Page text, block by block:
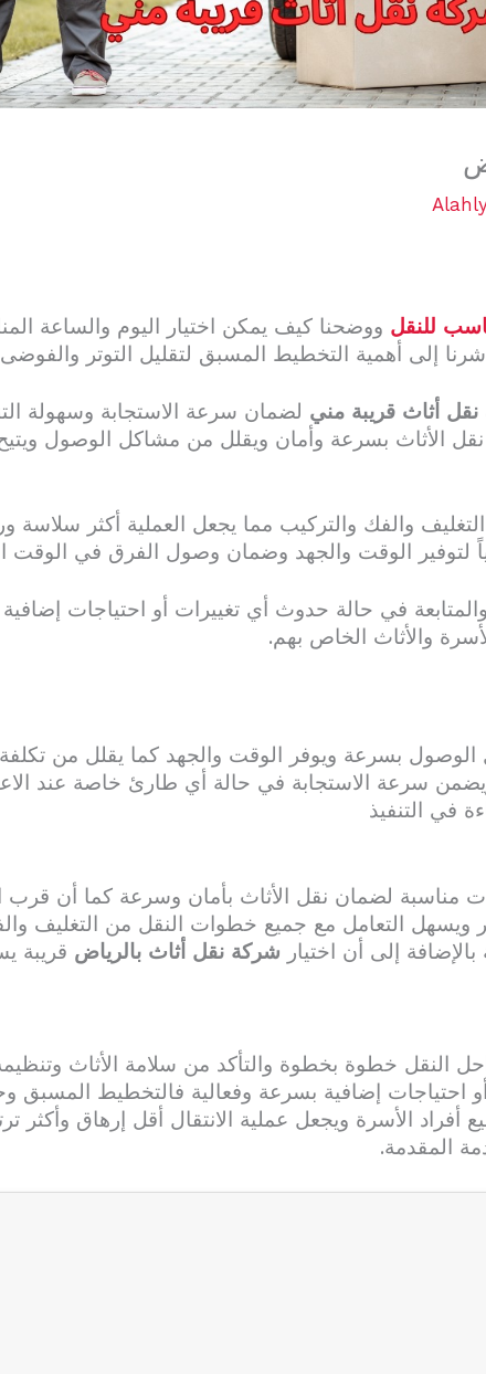
للنقل ووضحنا كيف يمكن اختيار اليوم والساعة
إلى أهمية التخطيط المسبق لتقليل التوتر والفوضى
أثاث قريبة مني لضمان سرعة الاستجابة وسهولة
الأثاث بسرعة وأمان ويقلل من مشاكل الوصول ويتيح
والفك والتركيب مما يجعل العملية أكثر سلاسة
لتوفير الوقت والجهد وضمان وصول الفرق في الوقت
في حالة حدوث أي تغييرات أو احتياجات إضافية
والأثاث الخاص بهم.
بسرعة ويوفر الوقت والجهد كما يقلل من
سرعة الاستجابة في حالة أي طارئ خاصة عند
في التنفيذ
مناسبة لضمان نقل الأثاث بأمان وسرعة كما أن
ويسهل التعامل مع جميع خطوات النقل من التغليف
إلى أن اختيار شركة نقل أثاث بالرياض قريبة
النقل خطوة بخطوة والتأكد من سلامة الأثاث
احتياجات إضافية بسرعة وفعالية فالتخطيط
الأسرة ويجعل عملية الانتقال أقل إرهاق وأكثر
المقدمة.